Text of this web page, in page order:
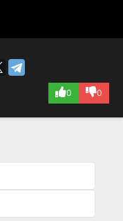
0 0